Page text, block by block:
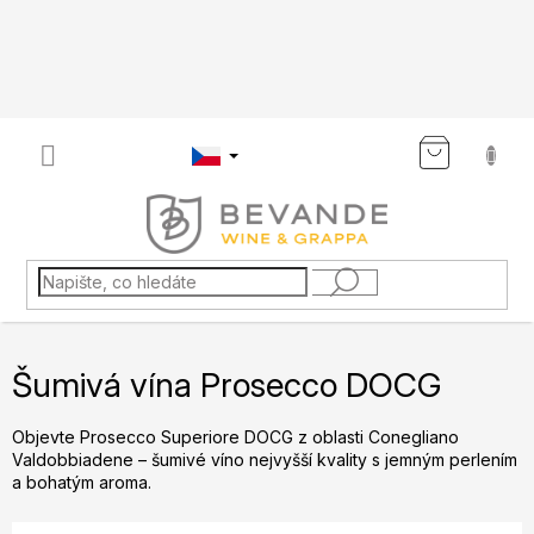
Šumivá vína Prosecco DOCG
Objevte Prosecco Superiore DOCG z oblasti Conegliano
Valdobbiadene – šumivé víno nejvyšší kvality s jemným perlením
a bohatým aroma.